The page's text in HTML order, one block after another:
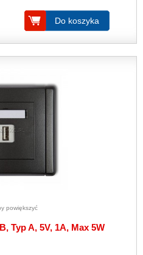
Do koszyka
powiększyć
Typ A, 5V, 1A, Max 5W